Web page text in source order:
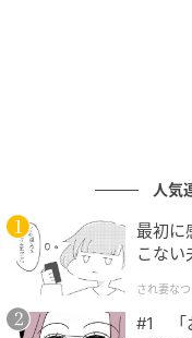
人気
最初に
こない
され妻なつ
#1 「